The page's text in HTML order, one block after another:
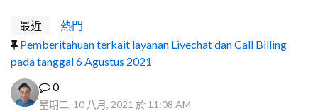
最近
熱門
Pemberitahuan terkait layanan Livechat dan Call Billing
pada tanggal 6 Agustus 2021
0
星期二, 10 八月, 2021 於 11:08 AM